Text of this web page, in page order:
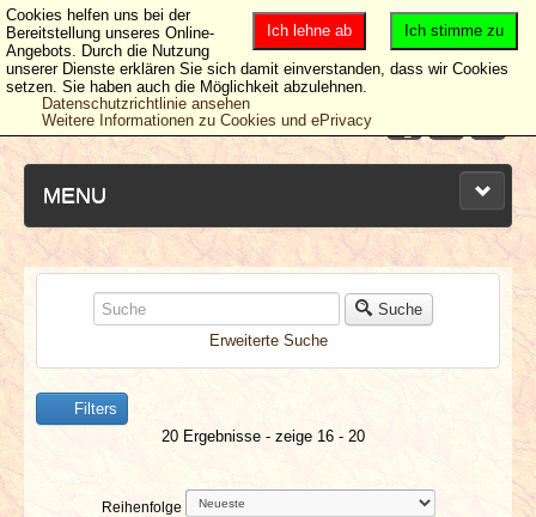
MENU
NEUESTE ARTIKEL
NEWS & DATES
BERICHTE
VERLOSUNGEN
Suche
Erweiterte Suche
Filters
20 Ergebnisse - zeige 16 - 20
Reihenfolge
Ich stimme zu
Ich lehne ab
Cookies helfen uns bei der
Bereitstellung unseres Online-
Angebots. Durch die Nutzung
unserer Dienste erklären Sie sich damit einverstanden, dass wir Cookies
setzen. Sie haben auch die Möglichkeit abzulehnen.
Datenschutzrichtlinie ansehen
Weitere Informationen zu Cookies und ePrivacy